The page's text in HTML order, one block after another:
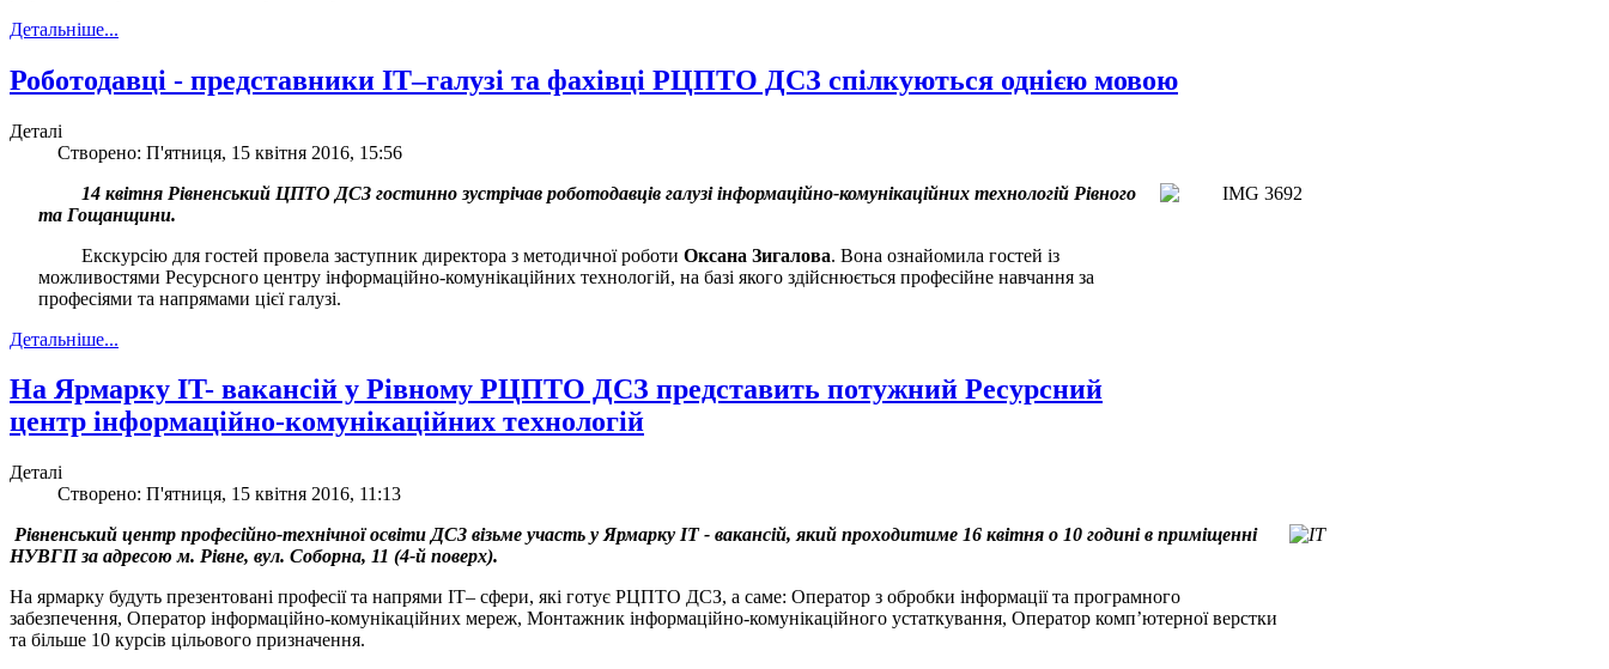
Детальніше...
Роботодавці - представники ІТ–галузі та фахівці РЦПТО ДСЗ спілкуються однією мовою
Деталі
Створено: П'ятниця, 15 квітня 2016, 15:56
14 квітня Рівненський ЦПТО ДСЗ гостинно зустрічав роботодавців галузі інформаційно-комунікаційних технологій Рівного
та Гощанщини.
Екскурсію для гостей провела заступник директора з методичної роботи Оксана Зигалова. Вона ознайомила гостей із
можливостями Ресурсного центру інформаційно-комунікаційних технологій, на базі якого здійснюється професійне навчання за
професіями та напрямами цієї галузі.
Детальніше...
На Ярмарку IT- вакансій у Рівному РЦПТО ДСЗ представить потужний Ресурсний
центр інформаційно-комунікаційних технологій
Деталі
Створено: П'ятниця, 15 квітня 2016, 11:13
Рівненський центр професійно-технічної освіти ДСЗ візьме участь у Ярмарку IT - вакансій, який проходитиме 16 квітня о 10 годині в приміщенні
НУВГП за адресою м. Рівне, вул. Соборна, 11 (4-й поверх).
На ярмарку будуть презентовані професії та напрями IT– сфери, які готує РЦПТО ДСЗ, а саме: Оператор з обробки інформації та програмного
забезпечення, Оператор інформаційно-комунікаційних мереж, Монтажник інформаційно-комунікаційного устаткування, Оператор комп’ютерної верстки
та більше 10 курсів цільового призначення.